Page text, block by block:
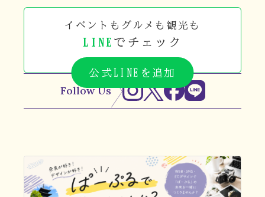
イベントもグルメも観光も
LINE でチェック
公式LINEを追加
Follow Us